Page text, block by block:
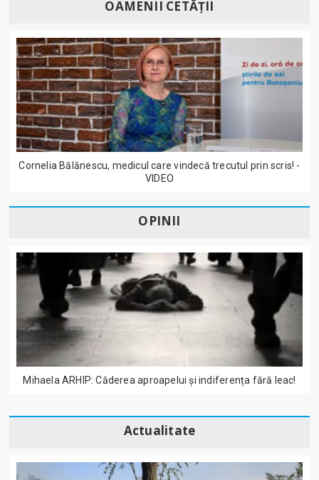
OAMENII CETĂȚII
Cornelia Bălănescu, medicul care vindecă trecutul prin scris! -
VIDEO
OPINII
Mihaela ARHIP: Căderea aproapelui și indiferența fără leac!
Actualitate